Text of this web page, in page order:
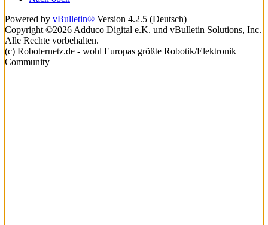
Powered by vBulletin® Version 4.2.5 (Deutsch)
Copyright ©2026 Adduco Digital e.K. und vBulletin Solutions, Inc.
Alle Rechte vorbehalten.
(c) Roboternetz.de - wohl Europas größte Robotik/Elektronik
Community